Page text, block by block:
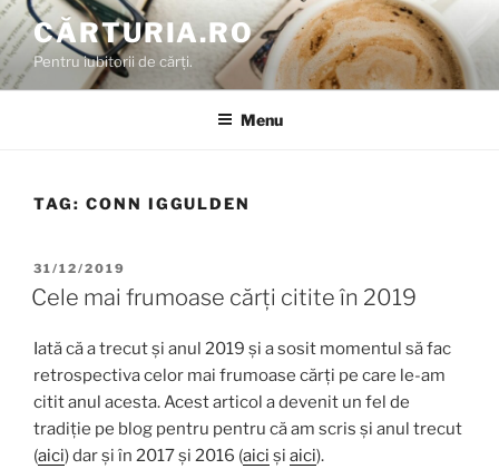
Skip
to
content
CĂRTURIA.RO
Pentru iubitorii de cărți.
Menu
TAG: CONN IGGULDEN
POSTED
ON
31/12/2019
Cele mai frumoase cărți citite în 2019
Iată că a trecut și anul 2019 și a sosit momentul să fac
retrospectiva celor mai frumoase cărți pe care le-am
citit anul acesta. Acest articol a devenit un fel de
tradiție pe blog pentru pentru că am scris și anul trecut
(aici) dar și în 2017 și 2016 (aici și aici).